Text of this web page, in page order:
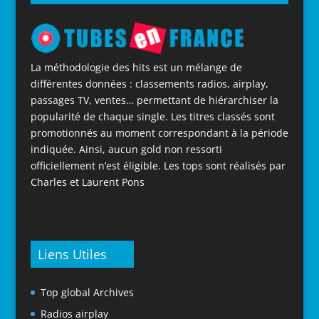
La méthodologie des hits est un mélange de
différentes données : classements radios, airplay,
passages TV, ventes… permettant de hiérarchiser la
popularité de chaque single. Les titres classés sont
promotionnés au moment correspondant à la période
indiquée. Ainsi, aucun gold non ressorti
officiellement n’est éligible. Les tops sont réalisés par
Charles et Laurent Pons
Liens Utiles
Top global Archives
Radios airplay